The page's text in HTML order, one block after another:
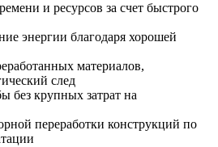
и ресурсов за счет быстрого
энергии благодаря хорошей
материалов,
след
без крупных затрат на
переработки конструкций по